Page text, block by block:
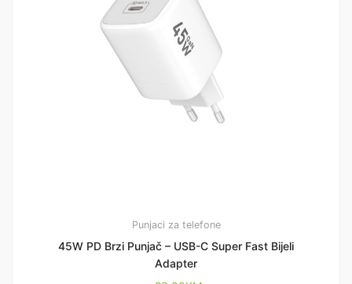
Punjaci za telefone
45W PD Brzi Punjač – USB-C Super Fast Bijeli
Adapter